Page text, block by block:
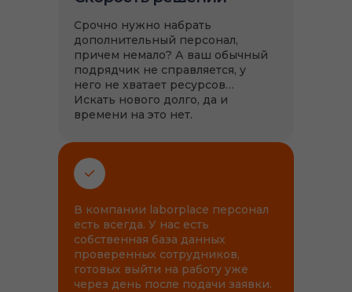
Срочно нужно набрать
дополнительный персонал,
причем немало? А ваш обычный
подрядчик не справляется, у
него не хватает ресурсов…
Искать нового долго, да и
времени на это нет.
В компании laborplace персонал
есть всегда. У нас есть
собственная база данных
проверенных сотрудников,
готовых выйти на работу уже
через день после подачи заявки.